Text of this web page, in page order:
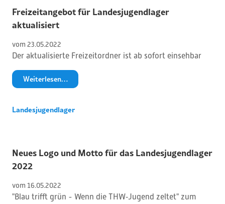
Freizeitangebot für Landesjugendlager
aktualisiert
vom 23.05.2022
Der aktualisierte Freizeitordner ist ab sofort einsehbar
Weiterlesen…
Landesjugendlager
Neues Logo und Motto für das Landesjugendlager
2022
vom 16.05.2022
"Blau trifft grün - Wenn die THW‑Jugend zeltet" zum